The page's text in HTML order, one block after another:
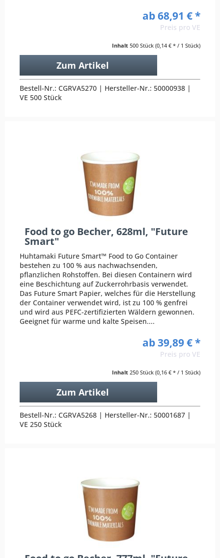
ab 68,91 € *
Preis pro VE
Inhalt 500 Stück (0,14 € * / 1 Stück)
Zum Artikel
Bestell-Nr.: CGRVA5270 | Hersteller-Nr.: 50000938 |
VE 500 Stück
Food to go Becher, 628ml, "Future
Smart"
Huhtamaki Future Smart™ Food to Go Container
bestehen zu 100 % aus nachwachsenden,
pflanzlichen Rohstoffen. Bei diesen Containern wird
eine Beschichtung auf Zuckerrohrbasis verwendet.
Das Future Smart Papier, welches für die Herstellung
der Container verwendet wird, ist zu 100 % genfrei
und wird aus PEFC-zertifizierten Wäldern gewonnen.
Geeignet für warme und kalte Speisen....
ab 39,89 € *
Preis pro VE
Inhalt 250 Stück (0,16 € * / 1 Stück)
Zum Artikel
Bestell-Nr.: CGRVA5268 | Hersteller-Nr.: 50001687 |
VE 250 Stück